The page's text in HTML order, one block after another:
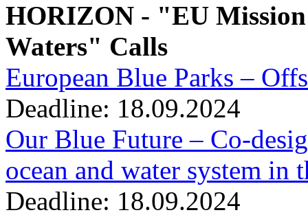
HORIZON - "EU
Waters" Calls
European Blue Parks –
Deadline: 18.09.2024
Our Blue Future – Co-
ocean and water system in
Deadline: 18.09.2024